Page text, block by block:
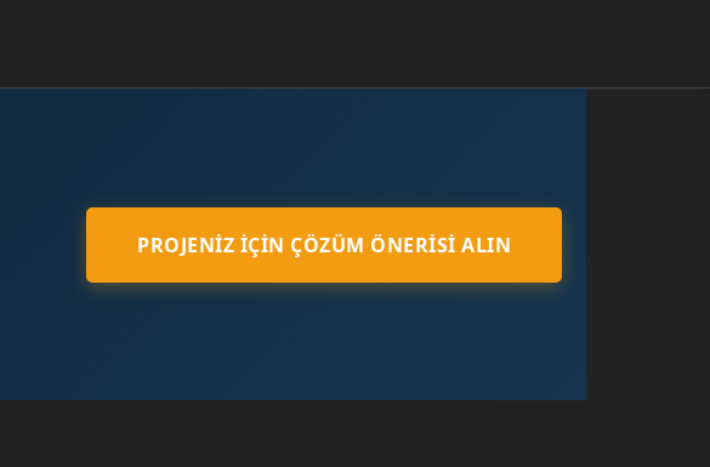
PROJENIZ İÇIN ÇÖZÜM ÖNERISI ALIN